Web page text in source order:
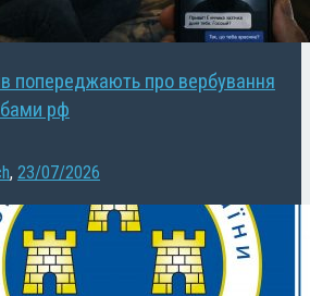
попереджають про вербування
рф
, 23/07/2026